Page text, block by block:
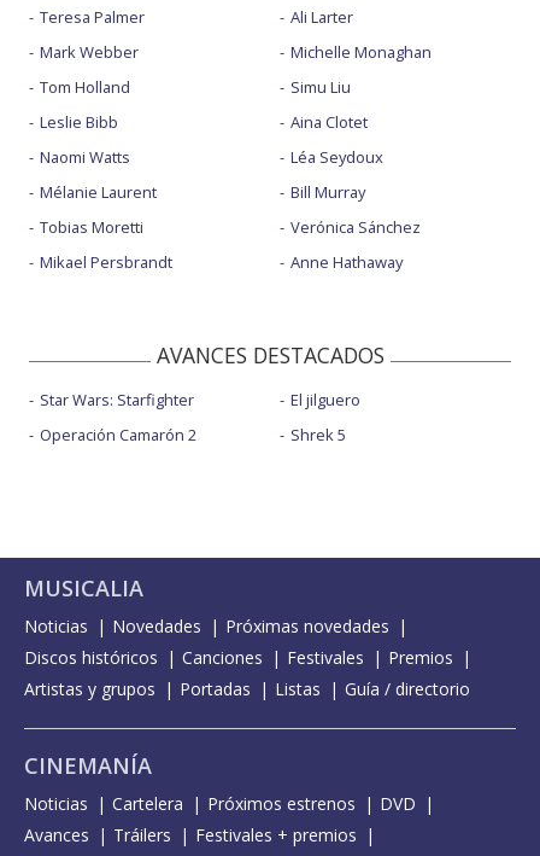
Teresa Palmer
Mark Webber
Tom Holland
Leslie Bibb
Naomi Watts
Mélanie Laurent
Tobias Moretti
Mikael Persbrandt
Ali Larter
Michelle Monaghan
Simu Liu
Aina Clotet
Léa Seydoux
Bill Murray
Verónica Sánchez
Anne Hathaway
AVANCES DESTACADOS
Star Wars: Starfighter
Operación Camarón 2
El jilguero
Shrek 5
MUSICALIA
Noticias Novedades
Próximas novedades
Discos históricos
Canciones Festivales
Premios
Artistas y grupos
Portadas Listas Guía / directorio
CINEMANÍA
Noticias Cartelera Próximos estrenos
DVD
Avances
Tráilers
Festivales + premios